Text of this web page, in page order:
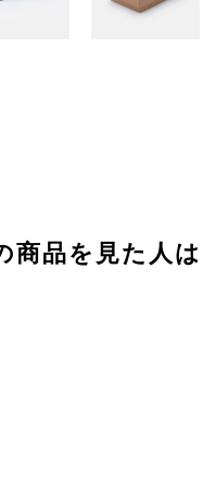
商品を見た人は